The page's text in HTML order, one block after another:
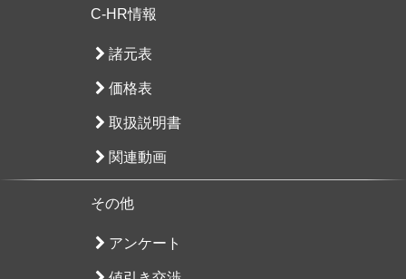
C-HR情報
諸元表
価格表
取扱説明書
関連動画
その他
アンケート